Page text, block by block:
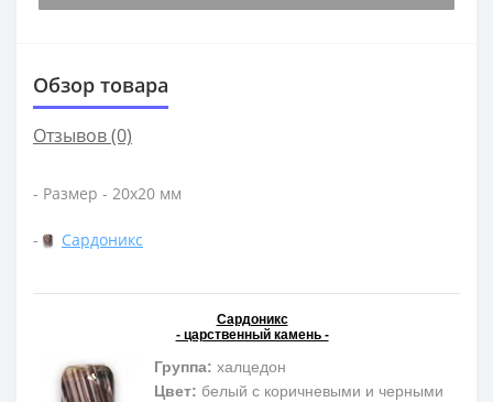
Обзор товара
Отзывов (0)
- Размер - 20х20 мм
- Сардоникс
Сардоникс
- царственный камень -
Группа: халцедон
Цвет: белый с коричневыми и черными